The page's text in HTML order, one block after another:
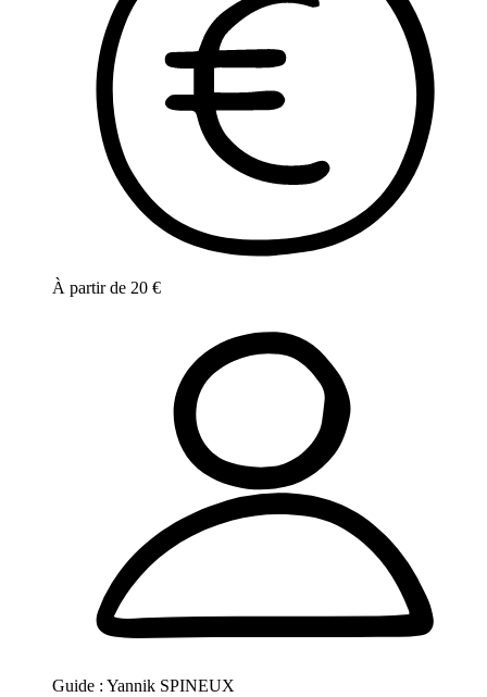
À partir de 20 €
Guide : Yannik SPINEUX